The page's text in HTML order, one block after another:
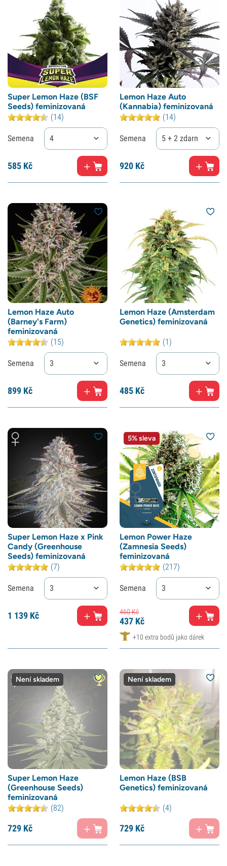
Super Lemon Haze (BSF
Seeds) feminizovaná
(14)
Semena 4
585 Kč
Lemon Haze Auto
(Kannabia) feminizovaná
(14)
Semena 5 + 2 zdarma
920 Kč
Lemon Haze Auto
(Barney's Farm)
feminizovaná
(15)
Semena 3
899 Kč
Lemon Haze (Amsterdam
Genetics) feminizovaná
(1)
Semena 3
485 Kč
Super Lemon Haze x Pink
Candy (Greenhouse
Seeds) feminizovaná
(7)
Semena 3
1 139 Kč
5% sleva
Lemon Power Haze
(Zamnesia Seeds)
feminizovaná
(217)
Semena 3
460Kč
437 Kč
+10 extra bodů jako dárek
Není skladem
Super Lemon Haze
(Greenhouse Seeds)
feminizovaná
(82)
729 Kč
Není skladem
Lemon Haze (BSB
Genetics) feminizovaná
(4)
729 Kč